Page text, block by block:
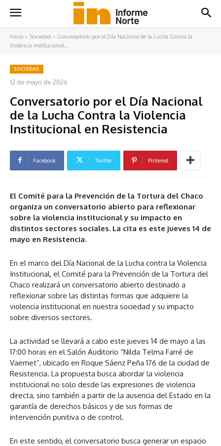
Inicio Sociedad
Conversatorio por el Día Nacional de la Lucha Contra la
Violencia Institucional...
SOCIEDAD
12 de mayo de 2026
Conversatorio por el Día Nacional
de la Lucha Contra la Violencia
Institucional en Resistencia
Facebook Twitter Pinterest
El Comité para la Prevención de la Tortura del Chaco
organiza un conversatorio abierto para reflexionar
sobre la violencia institucional y su impacto en
distintos sectores sociales. La cita es este jueves 14 de
mayo en Resistencia.
En el marco del Día Nacional de la Lucha contra la Violencia
Institucional, el Comité para la Prevención de la Tortura del
Chaco realizará un conversatorio abierto destinado a
reflexionar sobre las distintas formas que adquiere la
violencia institucional en nuestra sociedad y su impacto
sobre diversos sectores.
La actividad se llevará a cabo este jueves 14 de mayo a las
17:00 horas en el Salón Auditorio “Nilda Telma Farré de
Vaernet”, ubicado en Roque Sáenz Peña 176 de la ciudad de
Resistencia. La propuesta busca abordar la violencia
institucional no solo desde las expresiones de violencia
directa, sino también a partir de la ausencia del Estado en la
garantía de derechos básicos y de sus formas de
intervención punitiva o de control.
En este sentido, el conversatorio busca generar un espacio